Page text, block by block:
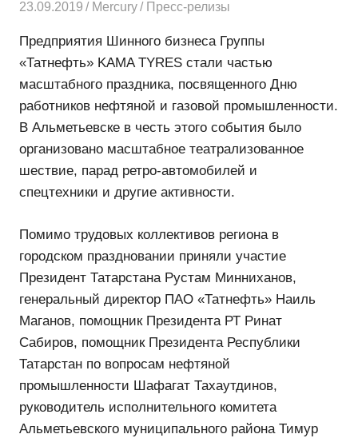
23.09.2019 Mercury Пресс-релизы
Предприятия Шинного бизнеса Группы
«Татнефть» KAMA TYRES стали частью
масштабного праздника, посвященного Дню
работников нефтяной и газовой промышленности.
В Альметьевске в честь этого события было
организовано масштабное театрализованное
шествие, парад ретро-автомобилей и
спецтехники и другие активности.
Помимо трудовых коллективов региона в
городском праздновании приняли участие
Президент Татарстана Рустам Минниханов,
генеральный директор ПАО «Татнефть» Наиль
Маганов, помощник Президента РТ Ринат
Сабиров, помощник Президента Республики
Татарстан по вопросам нефтяной
промышленности Шафагат Тахаутдинов,
руководитель исполнительного комитета
Альметьевского муниципального района Тимур